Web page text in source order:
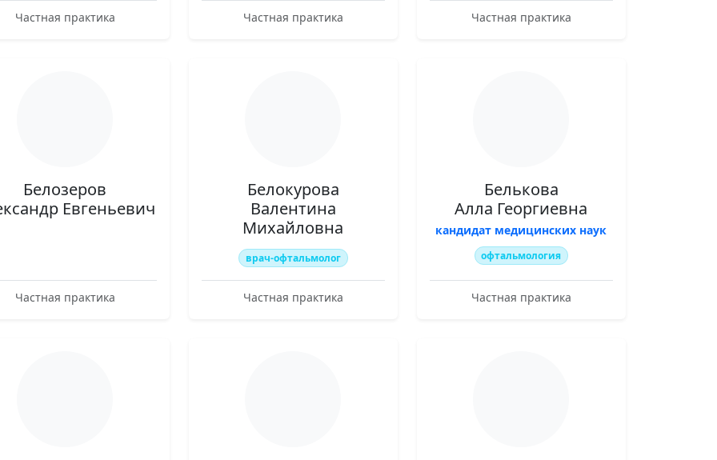
Частная практика Частная практика Частная практика
Белозеров
Евгеньевич
Частная практика
Белокурова
Валентина
Михайловна
врач-офтальмолог
Частная практика
Белькова
Алла Георгиевна
кандидат медицинских наук
офтальмология
Частная практика